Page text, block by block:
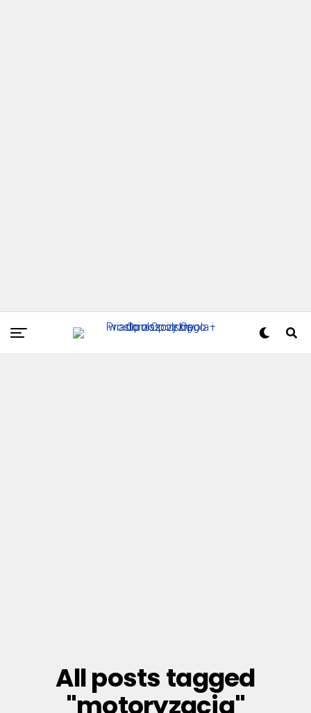
All posts tagged
"motoryzacja"